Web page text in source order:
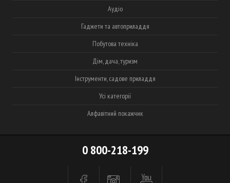
Аудіо
Гаджети та автоприладдя
Побутова техніка
Дім, дача, туризм
Інструменти, садове приладдя
Усі категорії
Алфавітний покажчик
0 800-218-199